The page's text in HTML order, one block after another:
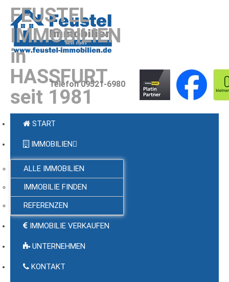
FEUSTEL
IMMOBILIEN
in
HASSFURT
seit 1981
Telefon 09521-6980
START
IMMOBILIEN
ALLE IMMOBILIEN
IMMOBILIE FINDEN
REFERENZEN
IMMOBILIE VERKAUFEN
UNTERNEHMEN
KONTAKT